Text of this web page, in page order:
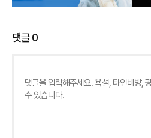
댓글0